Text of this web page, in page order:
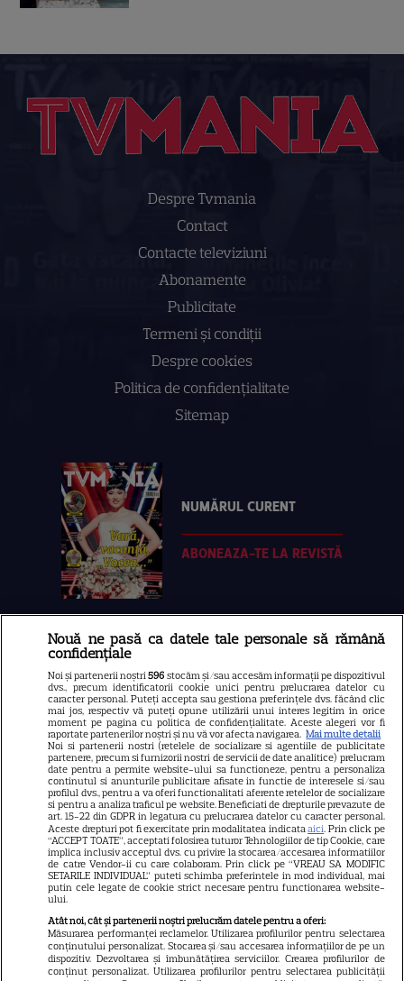
Despre Tvmania
Contact
Contacte televiziuni
Abonamente
Publicitate
Termeni și condiții
Despre cookies
Politica de confidenţialitate
Sitemap
NUMĂRUL CURENT
ABONEAZA-TE LA REVISTĂ
Libertatea
Libertatea pentru femei
GSP
Știri mondene
Avantaje
Elle
Unica
Retete practice
URMĂREȘTE-NE PE
Nouă ne pasă ca datele tale personale să rămână
confidențiale
Noi și partenerii noștri596 stocăm și/sau accesăm informații pe dispozitivul
dvs., precum identificatorii cookie unici pentru prelucrarea datelor cu
caracter personal. Puteți accepta sau gestiona preferințele dvs. făcând clic
mai jos, respectiv vă puteți opune utilizării unui interes legitim în orice
moment pe pagina cu politica de confidențialitate. Aceste alegeri vor fi
raportate partenerilor noștri și nu vă vor afecta navigarea. Mai multe detalii
Noi si partenerii nostri (retelele de socializare si agentiile de publicitate
partenere, precum si furnizorii nostri de servicii de date analitice) prelucram
date pentru a permite website-ului sa functioneze, pentru a personaliza
continutul si anunturile publicitare afisate in functie de interesele si/sau
profilul dvs., pentru a va oferi functionalitati aferente retelelor de socializare
si pentru a analiza traficul pe website. Beneficiati de drepturile prevazute de
art. 15-22 din GDPR in legatura cu prelucrarea datelor cu caracter personal.
Aceste drepturi pot fi exercitate prin modalitatea indicataaici. Prin click pe
“ACCEPT TOATE”, acceptati folosirea tuturor Tehnologiilor de tip Cookie, care
implica inclusiv acceptul dvs. cu privire la stocarea/accesarea informatiilor
de catre Vendor-ii cu care colaboram. Prin click pe “VREAU SA MODIFIC
SETARILE INDIVIDUAL” puteti schimba preferintele in mod individual, mai
putin cele legate de cookie strict necesare pentru functionarea website-
ului.
Atât noi, cât și partenerii noștri prelucrăm datele pentru a oferi:
Măsurarea performanței reclamelor. Utilizarea profilurilor pentru selectarea
conținutului personalizat. Stocarea și/sau accesarea informațiilor de pe un
dispozitiv. Dezvoltarea și îmbunătățirea serviciilor. Crearea profilurilor de
conținut personalizat. Utilizarea profilurilor pentru selectarea publicității